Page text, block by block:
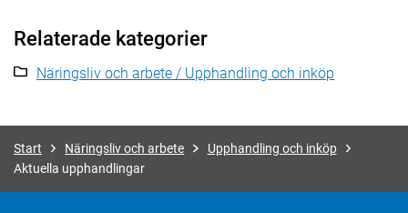
Relaterade kategorier
Näringsliv och arbete / Upphandling och inköp
Start Näringsliv och arbete
Upphandling och inköp
Aktuella upphandlingar